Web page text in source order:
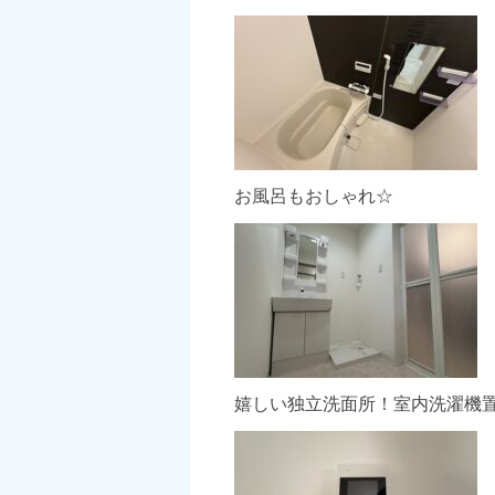
お風呂もおしゃれ☆
嬉しい独立洗面所！室内洗濯機